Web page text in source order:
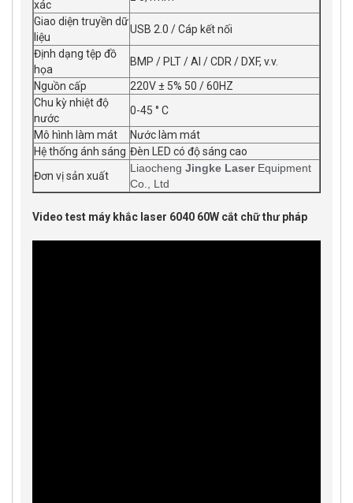
xác
Giao diện truyền dữ
liệu
USB 2.0 / Cáp kết nối
Định dạng tệp đồ
họa
BMP / PLT / AI / CDR / DXF, v.v.
Nguồn cấp
220V ± 5% 50 / 60HZ
Chu kỳ nhiệt độ
nước
0-45 ° C
Mô hình làm mát
Nước làm mát
Hệ thống ánh sáng Đèn LED có độ sáng cao
Đơn vị sản xuất
Liaocheng Jingke LaserEquipment
Co., Ltd
Video test máy khắc laser 6040 60W cắt chữ thư pháp